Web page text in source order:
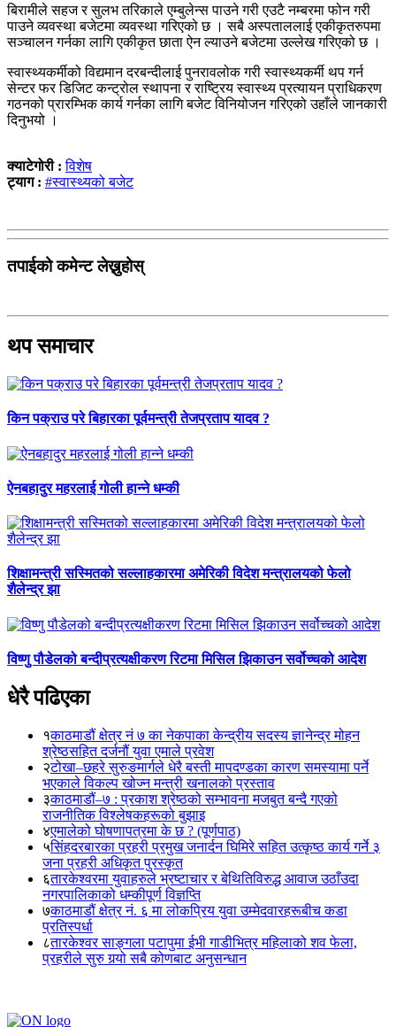
बिरामीले सहज र सुलभ तरिकाले एम्बुलेन्स पाउने गरी एउटै नम्बरमा फोन गरी
पाउने व्यवस्था बजेटमा व्यवस्था गरिएको छ । सबै अस्पताललाई एकीकृतरुपमा
सञ्चालन गर्नका लागि एकीकृत छाता ऐन ल्याउने बजेटमा उल्लेख गरिएको छ ।
स्वास्थ्यकर्मीको विद्यमान दरबन्दीलाई पुनरावलोक गरी स्वास्थ्यकर्मी थप गर्न
सेन्टर फर डिजिट कन्ट्रोल स्थापना र राष्ट्रिय स्वास्थ्य प्रत्यायन प्राधिकरण
गठनको प्रारम्भिक कार्य गर्नका लागि बजेट विनियोजन गरिएको उहाँले जानकारी
दिनुभयो ।
क्याटेगोरी :विशेष
ट्याग : #स्वास्थ्यको बजेट
तपाईको कमेन्ट लेख्नुहोस्
थप समाचार
किन पक्राउ परे बिहारका पूर्वमन्त्री तेजप्रताप यादव ?
ऐनबहादुर महरलाई गोली हान्ने धम्की
शिक्षामन्त्री सस्मितको सल्लाहकारमा अमेरिकी विदेश मन्त्रालयको फेलो
शैलेन्द्र झा
विष्णु पौडेलको बन्दीप्रत्यक्षीकरण रिटमा मिसिल झिकाउन सर्वोच्चको आदेश
धेरै पढिएका
१काठमाडौं क्षेत्र नं ७ का नेकपाका केन्द्रीय सदस्य ज्ञानेन्द्र मोहन
श्रेष्ठसहित दर्जनौं युवा एमाले प्रवेश
२टोखा–छहरे सुरुङमार्गले धेरै बस्ती मापदण्डका कारण समस्यामा पर्ने
भएकाले विकल्प खोज्न मन्त्री खनालको प्रस्ताव
३काठमाडौं–७ : प्रकाश श्रेष्ठको सम्भावना मजबुत बन्दै गएको
राजनीतिक विश्लेषकहरूको बुझाइ
४एमालेको घोषणापत्रमा के छ ? (पूर्णपाठ)
५सिंहदरबारका प्रहरी प्रमुख जनार्दन घिमिरे सहित उत्कृष्ठ कार्य गर्ने ३
जना प्रहरी अधिकृत पुरस्कृत
६तारकेश्वरमा युवाहरुले भ्रष्टाचार र बेथितिविरुद्ध आवाज उठाँउदा
नगरपालिकाको धम्कीपूर्ण विज्ञप्ति
७काठमाडौं क्षेत्र नं. ६ मा लोकप्रिय युवा उम्मेदवारहरूबीच कडा
प्रतिस्पर्धा
८तारकेश्वर साङ्गला पटापुमा ईभी गाडीभित्र महिलाको शव फेला,
प्रहरीले सुरु गर्‍यो सबै कोणबाट अनुसन्धान